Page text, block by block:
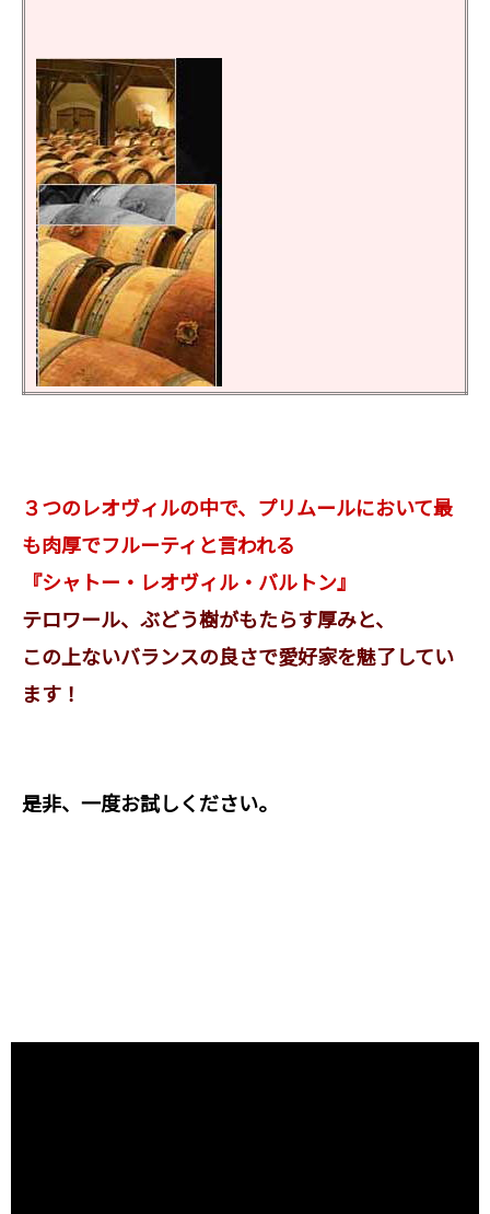
３つのレオヴィルの中で、プリムールにおいて最
も肉厚でフルーティと言われる
『シャトー・レオヴィル・バルトン』
テロワール、ぶどう樹がもたらす厚みと、
この上ないバランスの良さで愛好家を魅了してい
ます！
是非、一度お試しください。